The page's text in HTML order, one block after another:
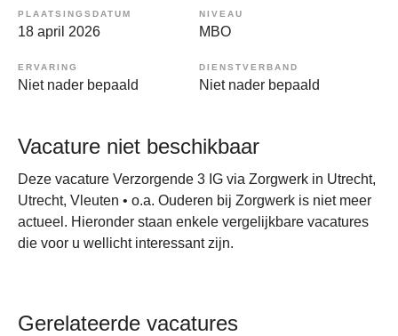
PLAATSINGSDATUM
18 april 2026
NIVEAU
MBO
ERVARING
Niet nader bepaald
DIENSTVERBAND
Niet nader bepaald
Vacature niet beschikbaar
Deze vacature Verzorgende 3 IG via Zorgwerk in Utrecht,
Utrecht, Vleuten • o.a. Ouderen bij Zorgwerk is niet meer
actueel. Hieronder staan enkele vergelijkbare vacatures
die voor u wellicht interessant zijn.
Gerelateerde vacatures